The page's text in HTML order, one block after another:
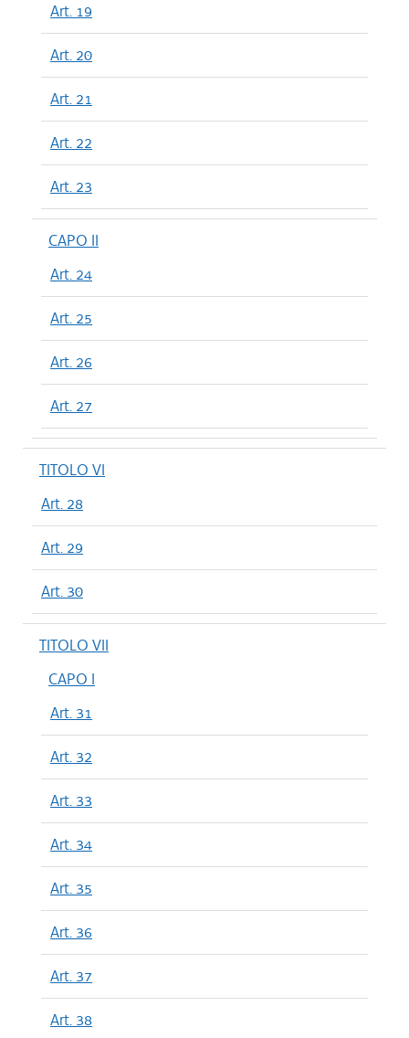
Art. 19
Art. 20
Art. 21
Art. 22
Art. 23
CAPO II
Art. 24
Art. 25
Art. 26
Art. 27
TITOLO VI
Art. 28
Art. 29
Art. 30
TITOLO VII
CAPO I
Art. 31
Art. 32
Art. 33
Art. 34
Art. 35
Art. 36
Art. 37
Art. 38